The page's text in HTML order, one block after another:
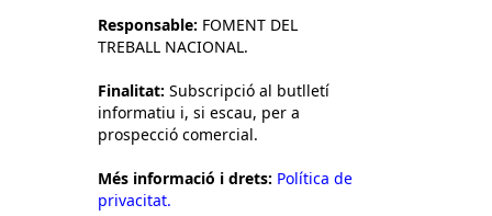
Responsable: FOMENT DEL
TREBALL NACIONAL.
Finalitat: Subscripció al butlletí
informatiu i, si escau, per a
prospecció comercial.
Més informació i drets: Política de
privacitat.